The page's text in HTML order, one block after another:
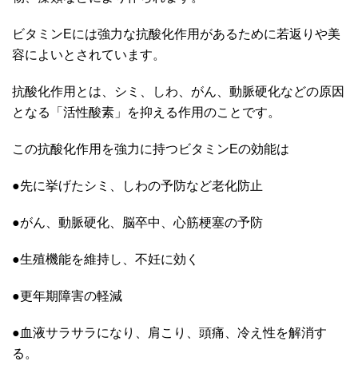
ビタミンEには強力な抗酸化作用があるために若返りや美
容によいとされています。
抗酸化作用とは、シミ、しわ、がん、動脈硬化などの原因
となる「活性酸素」を抑える作用のことです。
この抗酸化作用を強力に持つビタミンEの効能は
●先に挙げたシミ、しわの予防など老化防止
●がん、動脈硬化、脳卒中、心筋梗塞の予防
●生殖機能を維持し、不妊に効く
●更年期障害の軽減
●血液サラサラになり、肩こり、頭痛、冷え性を解消す
る。